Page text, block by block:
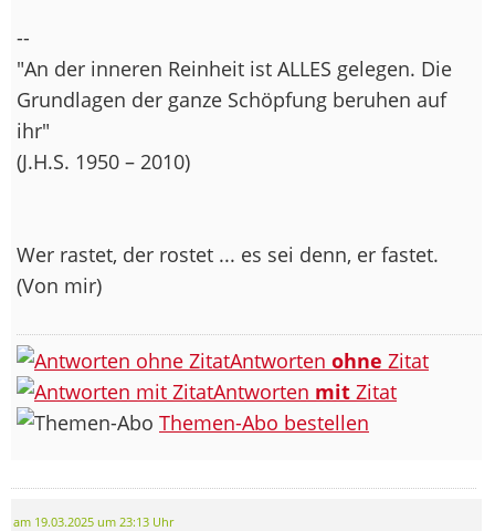
--
"An der inneren Reinheit ist ALLES gelegen. Die
Grundlagen der ganze Schöpfung beruhen auf
ihr"
(J.H.S. 1950 – 2010)
Wer rastet, der rostet ... es sei denn, er fastet.
(Von mir)
Antworten ohne Zitat
Antworten mit Zitat
Themen-Abo bestellen
am 19.03.2025 um 23:13 Uhr